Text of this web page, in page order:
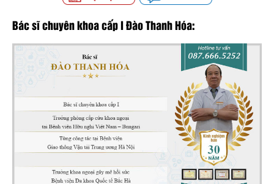
Bác sĩ chuyên khoa cấp I Đào Thanh Hóa: